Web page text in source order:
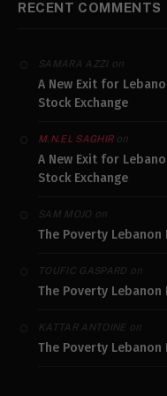
RECENT COMMENTS
SAMARA AZZIon
A New Exit for
Stock Exchange
M.N.EL SAGHIRon
A New Exit for
Stock Exchange
SAM MOJO on
The Poverty Lebanon
TOUFIC GASPARD on
The Poverty Lebanon
KATTAR ANTOINEon
The Poverty Lebanon